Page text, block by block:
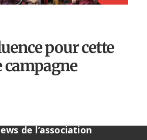
pour cette
de l’association